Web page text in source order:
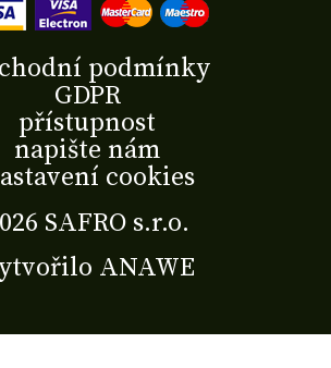
SAFRO s.r.o.
ANAWE
podmínky
GDPR
přístupnost
napište nám
cookies